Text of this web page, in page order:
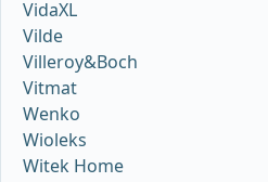
VidaXL
Vilde
Villeroy&Boch
Vitmat
Wenko
Wioleks
Witek Home